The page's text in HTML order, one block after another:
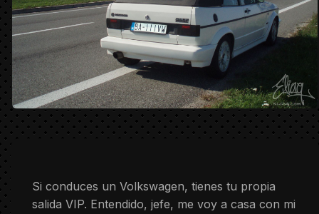
Si conduces un Volkswagen, tienes tu propia
salida VIP. Entendido, jefe, me voy a casa con mi